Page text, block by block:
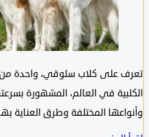
على كلاب سلوقي، واحدة من أقدم
في العالم، المشهورة بسرعتها
المختلفة وطرق العناية بها.